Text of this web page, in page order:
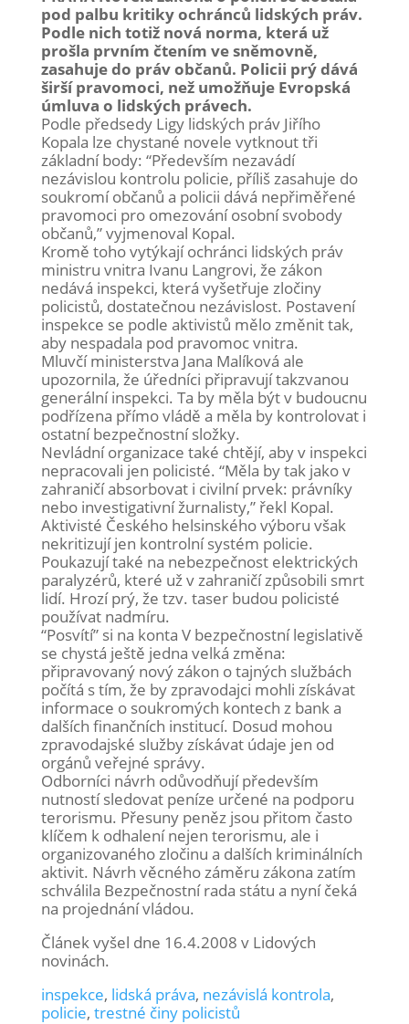
pod palbu kritiky ochránců lidských práv.
Podle nich totiž nová norma, která už
prošla prvním čtením ve sněmovně,
zasahuje do práv občanů. Policii prý dává
širší pravomoci, než umožňuje Evropská
úmluva o lidských právech.
Podle předsedy Ligy lidských práv Jiřího
Kopala lze chystané novele vytknout tři
základní body: “Především nezavádí
nezávislou kontrolu policie, příliš zasahuje do
soukromí občanů a policii dává nepřiměřené
pravomoci pro omezování osobní svobody
občanů,” vyjmenoval Kopal.
Kromě toho vytýkají ochránci lidských práv
ministru vnitra Ivanu Langrovi, že zákon
nedává inspekci, která vyšetřuje zločiny
policistů, dostatečnou nezávislost. Postavení
inspekce se podle aktivistů mělo změnit tak,
aby nespadala pod pravomoc vnitra.
Mluvčí ministerstva Jana Malíková ale
upozornila, že úředníci připravují takzvanou
generální inspekci. Ta by měla být v budoucnu
podřízena přímo vládě a měla by kontrolovat i
ostatní bezpečnostní složky.
Nevládní organizace také chtějí, aby v inspekci
nepracovali jen policisté. “Měla by tak jako v
zahraničí absorbovat i civilní prvek: právníky
nebo investigativní žurnalisty,” řekl Kopal.
Aktivisté Českého helsinského výboru však
nekritizují jen kontrolní systém policie.
Poukazují také na nebezpečnost elektrických
paralyzérů, které už v zahraničí způsobili smrt
lidí. Hrozí prý, že tzv. taser budou policisté
používat nadmíru.
“Posvítí” si na konta V bezpečnostní legislativě
se chystá ještě jedna velká změna:
připravovaný nový zákon o tajných službách
počítá s tím, že by zpravodajci mohli získávat
informace o soukromých kontech z bank a
dalších finančních institucí. Dosud mohou
zpravodajské služby získávat údaje jen od
orgánů veřejné správy.
Odborníci návrh odůvodňují především
nutností sledovat peníze určené na podporu
terorismu. Přesuny peněz jsou přitom často
klíčem k odhalení nejen terorismu, ale i
organizovaného zločinu a dalších kriminálních
aktivit. Návrh věcného záměru zákona zatím
schválila Bezpečnostní rada státu a nyní čeká
na projednání vládou.
Článek vyšel dne 16.4.2008 v Lidových
novinách.
inspekce, lidská práva, nezávislá kontrola,
policie, trestné činy policistů